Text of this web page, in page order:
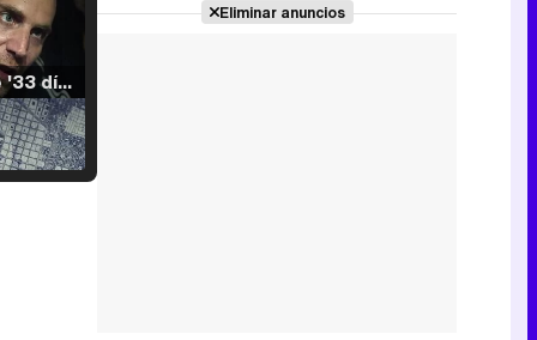
Tráiler de '33 días', la nueva serie de Atresplayer con Julián Villagrán y José Manuel Poga
Eliminar anuncios